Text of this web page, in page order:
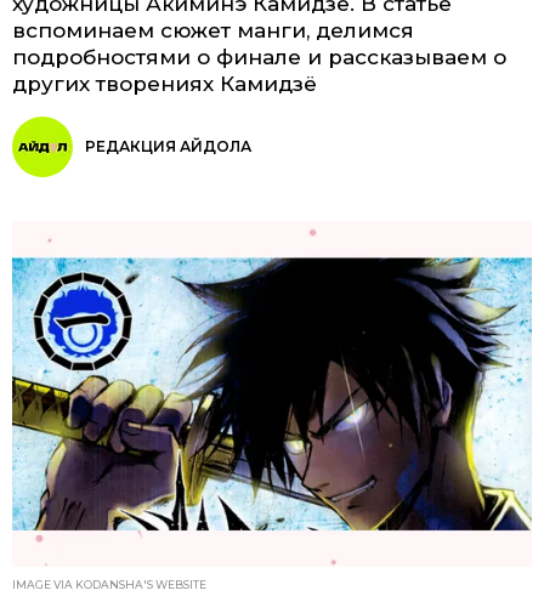
вспоминаем сюжет манги, делимся
подробностями о финале и рассказываем о
других творениях Камидзё
РЕДАКЦИЯ АЙДОЛА
IMAGE VIA KODANSHA'S WEBSITE